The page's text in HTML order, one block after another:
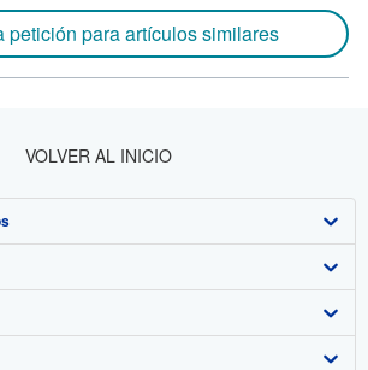
petición para artículos similares
VOLVER AL INICIO
de afiliados